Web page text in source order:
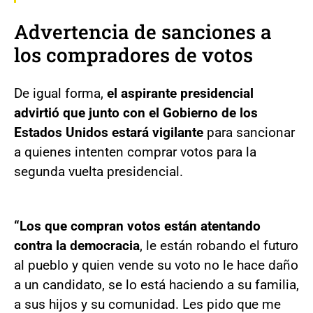
Advertencia de sanciones a
los compradores de votos
De igual forma, el aspirante presidencial
advirtió que junto con el Gobierno de los
Estados Unidos estará vigilante para sancionar
a quienes intenten comprar votos para la
segunda vuelta presidencial.
“Los que compran votos están atentando
contra la democracia, le están robando el futuro
al pueblo y quien vende su voto no le hace daño
a un candidato, se lo está haciendo a su familia,
a sus hijos y su comunidad. Les pido que me